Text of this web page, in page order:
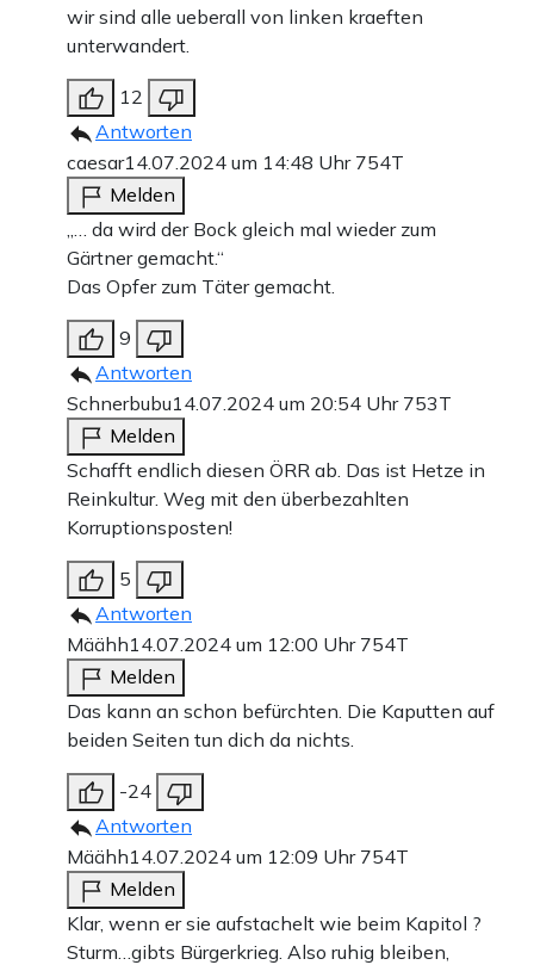
wir sind alle ueberall von linken kraeften
unterwandert.
12
Antworten
caesar14.07.2024 um 14:48 Uhr 754T
Melden
„… da wird der Bock gleich mal wieder zum
Gärtner gemacht.“
Das Opfer zum Täter gemacht.
9
Antworten
Schnerbubu14.07.2024 um 20:54 Uhr 753T
Melden
Schafft endlich diesen ÖRR ab. Das ist Hetze in
Reinkultur. Weg mit den überbezahlten
Korruptionsposten!
5
Antworten
Määhh14.07.2024 um 12:00 Uhr 754T
Melden
Das kann an schon befürchten. Die Kaputten auf
beiden Seiten tun dich da nichts.
-24
Antworten
Määhh14.07.2024 um 12:09 Uhr 754T
Melden
Klar, wenn er sie aufstachelt wie beim Kapitol ?
Sturm…gibts Bürgerkrieg. Also ruhig bleiben,